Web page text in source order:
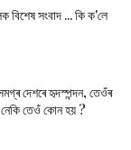
বিশেষ সংবাদ ... কি ক'লে
দেশৰে হৃদস্পন্দন, তেওঁৰ
তেওঁ কোন হয় ?